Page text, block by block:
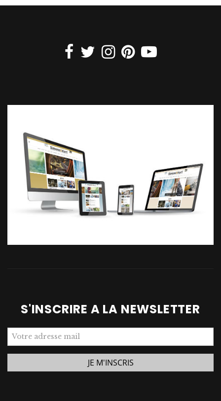
S'INSCRIRE A LA NEWSLETTER